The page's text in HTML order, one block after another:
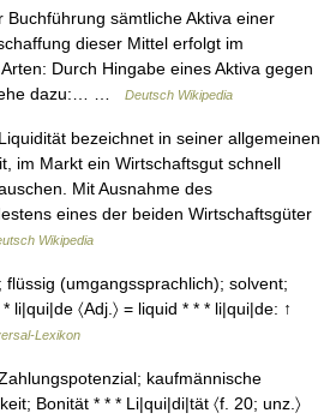
Buchführung sämtliche Aktiva einer
dieser Mittel erfolgt im
Durch Hingabe eines Aktiva gegen
dazu:… …
Deutsch Wikipedia
bezeichnet in seiner allgemeinen
im Markt ein Wirtschaftsgut schnell
Mit Ausnahme des
eines der beiden Wirtschaftsgüter
Wikipedia
(umgangssprachlich); solvent;
〈Adj.〉 = liquid * * * li|qui|de: ↑
Lexikon
kaufmännische
Bonität * * * Li|qui|di|tät 〈f. 20; unz.〉